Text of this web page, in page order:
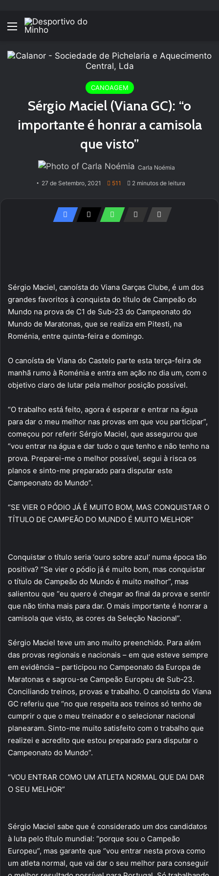
Menu
CANOAGEM
Sérgio Maciel (Viana GC): “o
importante é honrar a camisola
que visto”
Carla Noémia
27 de Setembro, 2021 511 2 minutos de leitura
Sérgio Maciel, canoísta do Viana Garças Clube, é um dos
grandes favoritos à conquista do título de Campeão do
Mundo na prova de C1 de Sub-23 do Campeonato do
Mundo de Maratonas, que se realiza em Pitesti, na
Roménia, entre quinta-feira e domingo.
O canoísta de Viana do Castelo parte esta terça-feira de
manhã rumo à Roménia e entra em ação no dia um, com o
objetivo claro de lutar pela melhor posição possível.
“O trabalho está feito, agora é esperar e entrar na água
para dar o meu melhor nas provas em que vou participar”,
começou por referir Sérgio Maciel, que assegurou que
“vou entrar na água e dar tudo o que tenho e não tenho na
prova. Preparei-me o melhor possível, segui à risca os
planos e sinto-me preparado para disputar este
Campeonato do Mundo”.
“SE VIER O PÓDIO JÁ É MUITO BOM, MAS CONQUISTAR O
TÍTULO DE CAMPEÃO DO MUNDO É MUITO MELHOR”
Conquistar o título seria ‘ouro sobre azul’ numa época tão
positiva? “Se vier o pódio já é muito bom, mas conquistar
o título de Campeão do Mundo é muito melhor”, mas
salientou que “eu quero é chegar ao final da prova e sentir
que não tinha mais para dar. O mais importante é honrar a
camisola que visto, as cores da Seleção Nacional”.
Sérgio Maciel teve um ano muito preenchido. Para além
das provas regionais e nacionais – em que esteve sempre
em evidência – participou no Campeonato da Europa de
Maratonas e sagrou-se Campeão Europeu de Sub-23.
Conciliando treinos, provas e trabalho. O canoísta do Viana
GC referiu que “no que respeita aos treinos só tenho de
cumprir o que o meu treinador e o selecionar nacional
planearam. Sinto-me muito satisfeito com o trabalho que
realizei e acredito que estou preparado para disputar o
Campeonato do Mundo”.
“VOU ENTRAR COMO UM ATLETA NORMAL QUE DAI DAR
O SEU MELHOR”
Sérgio Maciel sabe que é considerado um dos candidatos
à luta pelo título mundial: “porque sou o Campeão
Europeu”, mas garante que “vou entrar nesta prova como
um atleta normal, que vai dar o seu melhor para conseguir